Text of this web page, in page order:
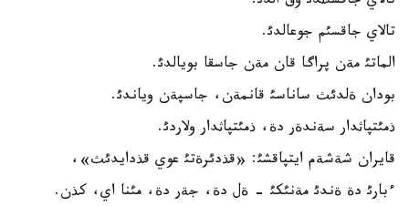
تالاي جاقسئم جوعالدئ.
الماتئ مةن پراگا قان مةن جاسقا بويالدئ.
بودان ةلدئث ساناسئ قانمةن، جاسپةن وياندئ.
ذمئتپاثدار سةندةر دة، ذمئتپاثدار ولاردئ.
قايران شةشةم ايتپاقشئ: «قذدئرةتئ عوي قذدايدئث»،
ءبارئ دة ةندئ مةنئكئ - ةل دة، جةر دة، مئنا اي، كذن.